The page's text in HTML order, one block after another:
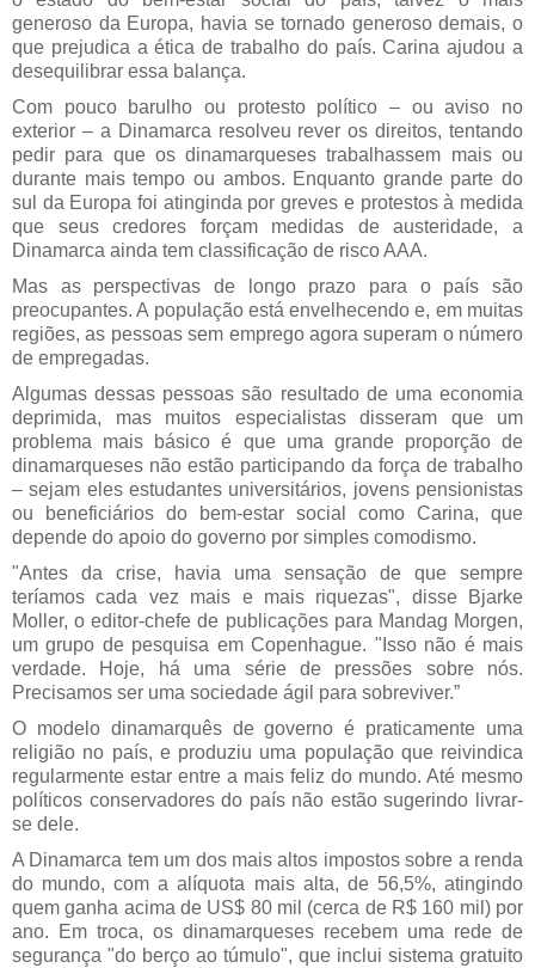
generoso da Europa, havia se tornado generoso demais, o
que prejudica a ética de trabalho do país. Carina ajudou a
desequilibrar essa balança.
Com pouco barulho ou protesto político – ou aviso no
exterior – a Dinamarca resolveu rever os direitos, tentando
pedir para que os dinamarqueses trabalhassem mais ou
durante mais tempo ou ambos. Enquanto grande parte do
sul da Europa foi atinginda por greves e protestos à medida
que seus credores forçam medidas de austeridade, a
Dinamarca ainda tem classificação de risco AAA.
Mas as perspectivas de longo prazo para o país são
preocupantes. A população está envelhecendo e, em muitas
regiões, as pessoas sem emprego agora superam o número
de empregadas.
Algumas dessas pessoas são resultado de uma economia
deprimida, mas muitos especialistas disseram que um
problema mais básico é que uma grande proporção de
dinamarqueses não estão participando da força de trabalho
– sejam eles estudantes universitários, jovens pensionistas
ou beneficiários do bem-estar social como Carina, que
depende do apoio do governo por simples comodismo.
"Antes da crise, havia uma sensação de que sempre
teríamos cada vez mais e mais riquezas", disse Bjarke
Moller, o editor-chefe de publicações para Mandag Morgen,
um grupo de pesquisa em Copenhague. "Isso não é mais
verdade. Hoje, há uma série de pressões sobre nós.
Precisamos ser uma sociedade ágil para sobreviver.”
O modelo dinamarquês de governo é praticamente uma
religião no país, e produziu uma população que reivindica
regularmente estar entre a mais feliz do mundo. Até mesmo
políticos conservadores do país não estão sugerindo livrar-
se dele.
A Dinamarca tem um dos mais altos impostos sobre a renda
do mundo, com a alíquota mais alta, de 56,5%, atingindo
quem ganha acima de US$ 80 mil (cerca de R$ 160 mil) por
ano. Em troca, os dinamarqueses recebem uma rede de
segurança "do berço ao túmulo", que inclui sistema gratuito